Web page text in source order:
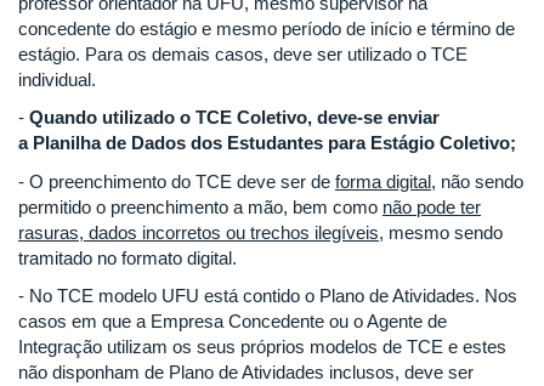
concedente do estágio e mesmo período de início e término de
estágio. Para os demais casos, deve ser utilizado o TCE
individual.
- Quando utilizado o TCE Coletivo, deve-se enviar
a Planilha de Dados dos Estudantes para Estágio Coletivo;
- O preenchimento do TCE deve ser de forma digital, não sendo
permitido o preenchimento a mão, bem como não pode ter
rasuras, dados incorretos ou trechos ilegíveis, mesmo sendo
tramitado no formato digital.
- No TCE modelo UFU está contido o Plano de Atividades. Nos
casos em que a Empresa Concedente ou o Agente de
Integração utilizam os seus próprios modelos de TCE e estes
não disponham de Plano de Atividades inclusos, deve ser